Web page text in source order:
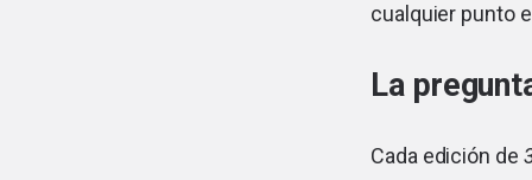
cualquier punto
La
Cada edición de